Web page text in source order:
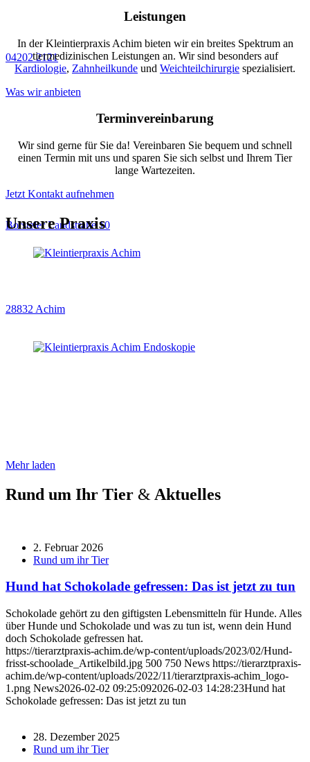
04202 2121
info@tierarztpraxis-achim.de
Borsteler Landstraße 10
28832 Achim
Leistungen
In der Kleintierpraxis Achim bieten wir ein breites Spektrum an
tiermedizinischen Leistungen an. Wir sind besonders auf
Kardiologie, Zahnheilkunde und Weichteilchirurgie spezialisiert.
Was wir anbieten
Terminvereinbarung
Wir sind gerne für Sie da! Vereinbaren Sie bequem und schnell
einen Termin mit uns und sparen Sie sich selbst und Ihrem Tier
lange Wartezeiten.
Jetzt Kontakt aufnehmen
Unsere Praxis
Mehr laden
Rund um Ihr Tier & Aktuelles
2. Februar 2026
Rund um ihr Tier
Hund hat Schokolade gefressen: Das ist jetzt zu tun
Schokolade gehört zu den giftigsten Lebensmitteln für Hunde. Alles
über Hunde und Schokolade und was zu tun ist, wenn dein Hund
doch Schokolade gefressen hat.
https://tierarztpraxis-achim.de/wp-content/uploads/2023/02/Hund-
frisst-schoolade_Artikelbild.jpg 500 750 News https://tierarztpraxis-
achim.de/wp-content/uploads/2022/11/tierarztpraxis-achim_logo-
1.png News2026-02-02 09:25:092026-02-03 14:28:23Hund hat
Schokolade gefressen: Das ist jetzt zu tun
28. Dezember 2025
Rund um ihr Tier